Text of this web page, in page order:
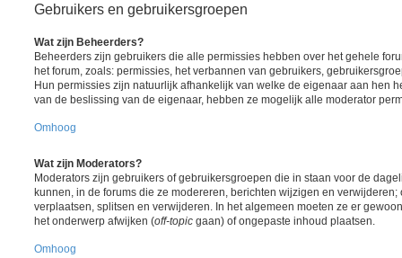
Gebruikers en gebruikersgroepen
Wat zijn Beheerders?
Beheerders zijn gebruikers die alle permissies hebben over het gehele
het forum, zoals: permissies, het verbannen van gebruikers,
Hun permissies zijn natuurlijk afhankelijk van welke de eigenaar aan hen
van de beslissing van de eigenaar, hebben ze mogelijk alle moderator
Omhoog
Wat zijn Moderators?
Moderators zijn gebruikers of gebruikersgroepen die in staan voor de
kunnen, in de forums die ze modereren, berichten wijzigen en
verplaatsen, splitsen en verwijderen. In het algemeen moeten ze er
het onderwerp afwijken (off-topic gaan) of ongepaste inhoud plaatsen.
Omhoog